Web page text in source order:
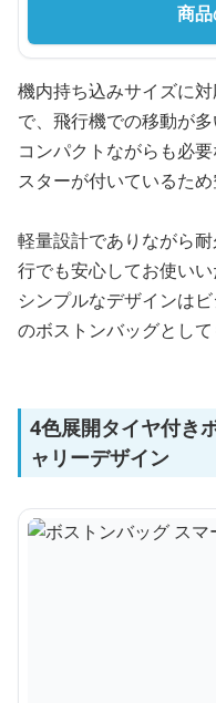
商
機内持ち込みサイズに
で、飛行機での移動が多
コンパクトながらも必
スターが付いているた
軽量設計でありながら
行でも安心してお使いい
シンプルなデザインは
のボストンバッグとして
4色展開タイヤ付き
ャリーデザイン